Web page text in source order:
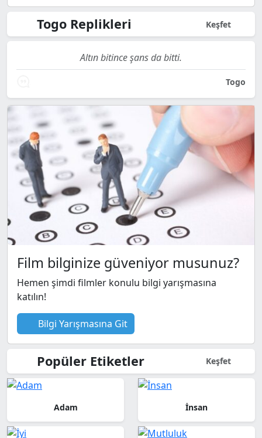
Togo Replikleri Keşfet
Altın bitince şans da bitti.
Togo
Film bilginize güveniyor musunuz?
Hemen şimdi filmler konulu bilgi yarışmasına
katılın!
Bilgi Yarışmasına Git
Popüler Etiketler Keşfet
Adam İnsan